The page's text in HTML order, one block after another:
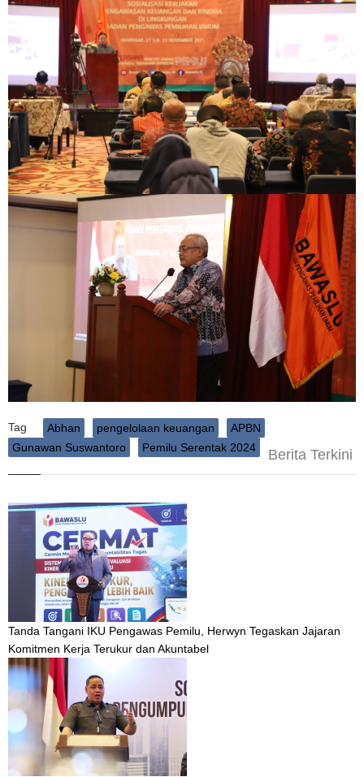
Tag Abhan pengelolaan keuangan
APBN
Gunawan Suswantoro
Pemilu Serentak 2024 Berita Terkini
Tanda Tangani IKU Pengawas Pemilu, Herwyn Tegaskan Jajaran
Komitmen Kerja Terukur dan Akuntabel